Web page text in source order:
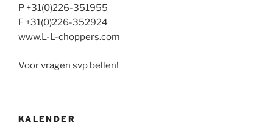
P +31(0)226-351955
F +31(0)226-352924
www.L-L-choppers.com
Voor vragen svp bellen!
KALENDER